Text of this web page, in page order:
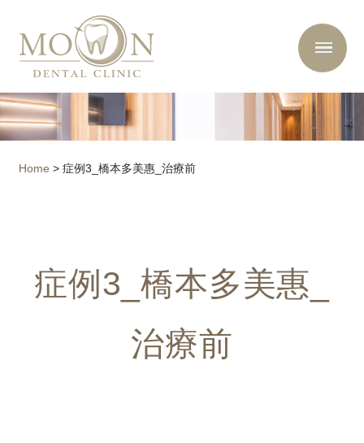
Home > 症例3_橋本多美惠_治療前
症例3_橋本多美惠_
治療前